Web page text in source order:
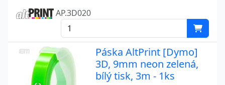
AP.3D020
Páska AltPrint [Dymo]
3D, 9mm neon zelená,
bílý tisk, 3m - 1ks